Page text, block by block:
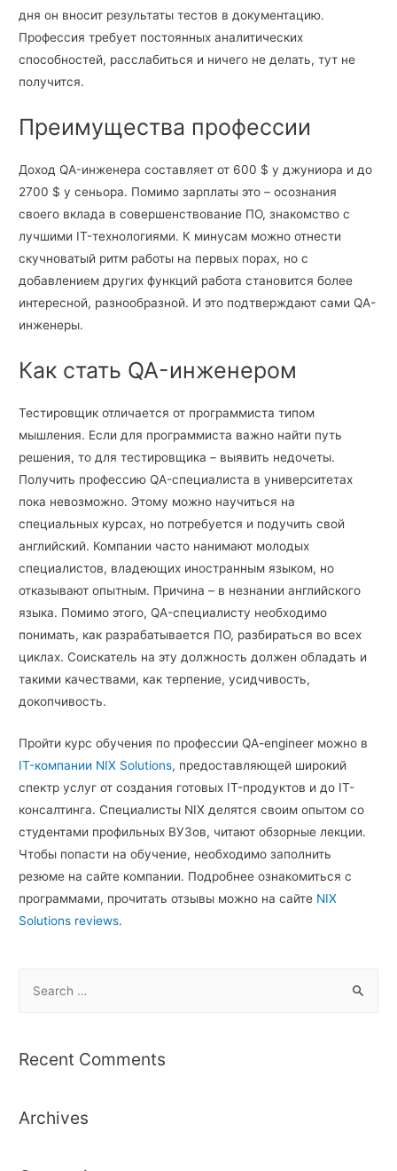
дня он вносит результаты тестов в документацию.
Профессия требует постоянных аналитических
способностей, расслабиться и ничего не делать, тут не
получится.
Преимущества профессии
Доход QA-инженера составляет от 600 $ у джуниора и до
2700 $ у сеньора. Помимо зарплаты это – осознания
своего вклада в совершенствование ПО, знакомство с
лучшими IT-технологиями. К минусам можно отнести
скучноватый ритм работы на первых порах, но с
добавлением других функций работа становится более
интересной, разнообразной. И это подтверждают сами QA-
инженеры.
Как стать QA-инженером
Тестировщик отличается от программиста типом
мышления. Если для программиста важно найти путь
решения, то для тестировщика – выявить недочеты.
Получить профессию QA-специалиста в университетах
пока невозможно. Этому можно научиться на
специальных курсах, но потребуется и подучить свой
английский. Компании часто нанимают молодых
специалистов, владеющих иностранным языком, но
отказывают опытным. Причина – в незнании английского
языка. Помимо этого, QA-специалисту необходимо
понимать, как разрабатывается ПО, разбираться во всех
циклах. Соискатель на эту должность должен обладать и
такими качествами, как терпение, усидчивость,
докопчивость.
Пройти курс обучения по профессии QA-engineer можно в
IT-компании NIX Solutions, предоставляющей широкий
спектр услуг от создания готовых IT-продуктов и до IT-
консалтинга. Специалисты NIX делятся своим опытом со
студентами профильных ВУЗов, читают обзорные лекции.
Чтобы попасти на обучение, необходимо заполнить
резюме на сайте компании. Подробнее ознакомиться с
программами, прочитать отзывы можно на сайте NIX
Solutions reviews.
r
f
Recent Comments
Archives